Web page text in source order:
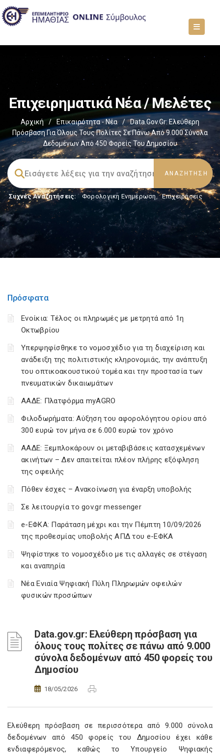
Επιχειρηματικά Νέα / Μελέτες
Αρχική / Επικαιρότητα - Νέα /
Data.gov.gr: Ελεύθερη
Πρόσβαση Για Όλους Τους Πολίτες Σε Πάνω Από 9.000 Σύνολα
Δεδομένων Από 450 Φορείς Του Δημοσίου
Συχνές Αναζητήσεις: Φορολογικη Ενημέρωση, Επιχειρήσεις
Πρόσφατα
Ενοίκια: Τέλος οι πληρωμές με μετρητά από 1η
Οκτωβρίου
Υπερψηφίσθηκε το νομοσχέδιο για τη διαχείριση και
ανάδειξη της πολιτιστικής κληρονομιάς, την ανάπτυξη
του οπτικοακουστικού τομέα και την προστασία των
πνευματικών δικαιωμάτων
ΑΑΔΕ: Πλατφόρμα myAGRO
Φιλοδωρήματα: Αύξηση του αφορολόγητου ορίου από
300 ευρώ τον μήνα σε 6.000 ευρώ τον χρόνο
ΑΑΔΕ: Ξεμπλοκάρουν οι μεταβιβάσεις κατασχεμένων
ακινήτων – Δεν απαιτείται πλέον πλήρης εξόφληση
της οφειλής
Πόθεν έσχες – Ανακοίνωση για έναρξη υποβολής
Σε λειτουργία το gov.gr messenger
e-ΕΦΚΑ: Παράταση μέχρι και την Πέμπτη 10/09/2026
της προθεσμίας υποβολής ΑΠΔ του e-ΕΦΚΑ
Ψηφίστηκε το νομοσχέδιο με τις αλλαγές σε στέγαση
και αναπηρία
Νέα Ενιαία Ψηφιακή Πύλη Πληρωμών οφειλών
φυσικών προσώπων
Data.gov.gr: Ελεύθερη πρόσβαση για
όλους τους πολίτες σε πάνω από 9.000
σύνολα δεδομένων από 450 φορείς του
Δημοσίου
18/05/2026
Ελεύθερη πρόσβαση σε περισσότερα από 9.000 σύνολα
δεδομένων από 450 φορείς του Δημοσίου έχει κάθε
ενδιαφερόμενος, καθώς το Υπουργείο Ψηφιακής